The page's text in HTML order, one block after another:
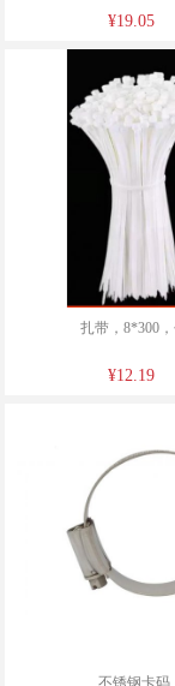
¥19.05
扎带，8*300
¥12.19